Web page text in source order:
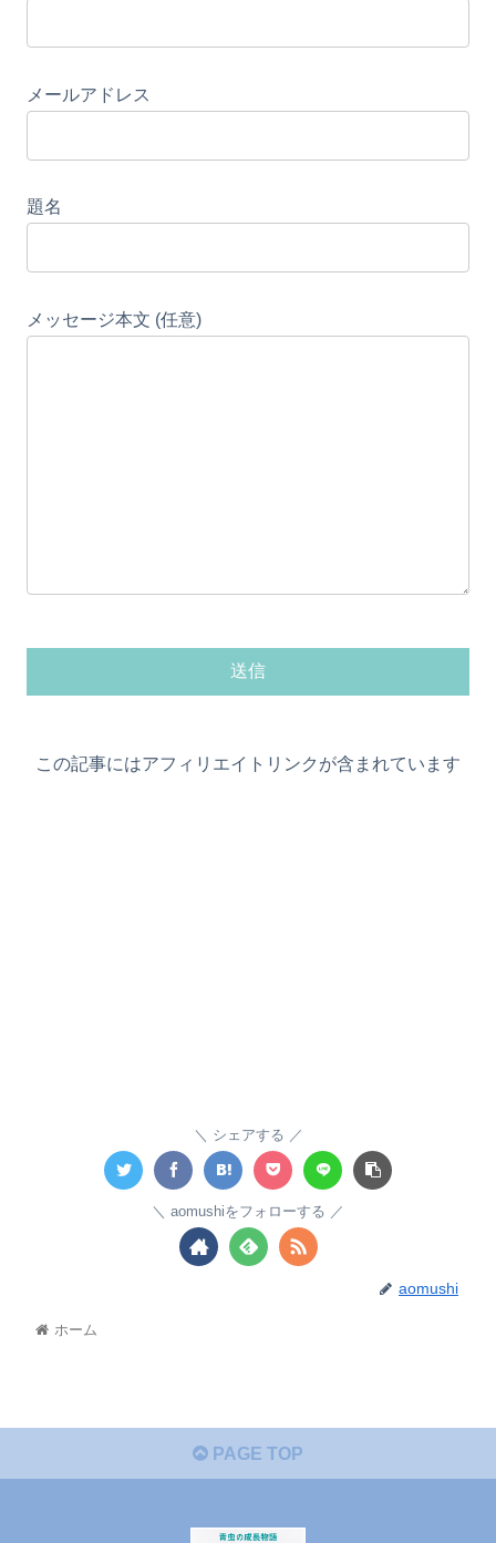
メールアドレス
題名
メッセージ本文 (任意)
この記事にはアフィリエイトリンクが含まれています
シェアする
aomushiをフォローする
aomushi
ホーム
PAGE TOP